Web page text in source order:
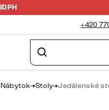
+420
Nábytok Stoly Jedálenské